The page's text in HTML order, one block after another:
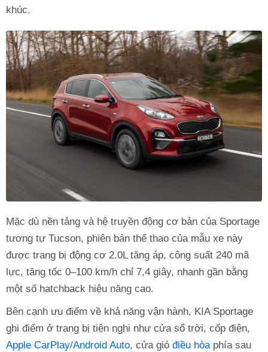
khúc.
Mặc dù nền tảng và hệ truyền động cơ bản của Sportage
tương tự Tucson, phiên bản thể thao của mẫu xe này
được trang bị động cơ 2.0L tăng áp, công suất 240 mã
lực, tăng tốc 0–100 km/h chỉ 7,4 giây, nhanh gần bằng
một số hatchback hiệu năng cao.
Bên cạnh ưu điểm về khả năng vận hành, KIA Sportage
ghi điểm ở trang bị tiện nghi như cửa sổ trời, cốp điện,
Apple CarPlay/Android Auto, cửa gió điều hòaphía sau